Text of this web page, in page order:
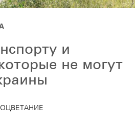
и
не могут